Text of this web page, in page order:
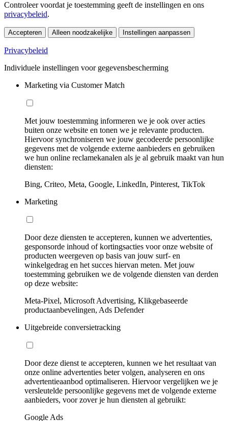
Controleer voordat je toestemming geeft de instellingen en ons
privacybeleid.
Accepteren Alleen noodzakelijke Instellingen aanpassen
Privacybeleid
Individuele instellingen voor gegevensbescherming
Marketing via Customer Match
Met jouw toestemming informeren we je ook over acties
buiten onze website en tonen we je relevante producten.
Hiervoor synchroniseren we jouw gecodeerde persoonlijke
gegevens met de volgende externe aanbieders en gebruiken
we hun online reclamekanalen als je al gebruik maakt van hun
diensten:
Bing, Criteo, Meta, Google, LinkedIn, Pinterest, TikTok
Marketing
Door deze diensten te accepteren, kunnen we advertenties,
gesponsorde inhoud of kortingsacties voor onze website of
producten weergeven op basis van jouw surf- en
winkelgedrag en het succes hiervan meten. Met jouw
toestemming gebruiken we de volgende diensten van derden
op deze website:
Meta-Pixel, Microsoft Advertising, Klikgebaseerde
productaanbevelingen, Ads Defender
Uitgebreide conversietracking
Door deze dienst te accepteren, kunnen we het resultaat van
onze online advertenties beter volgen, analyseren en ons
advertentieaanbod optimaliseren. Hiervoor vergelijken we je
versleutelde persoonlijke gegevens met de volgende externe
aanbieders, voor zover je hun diensten al gebruikt:
Google Ads